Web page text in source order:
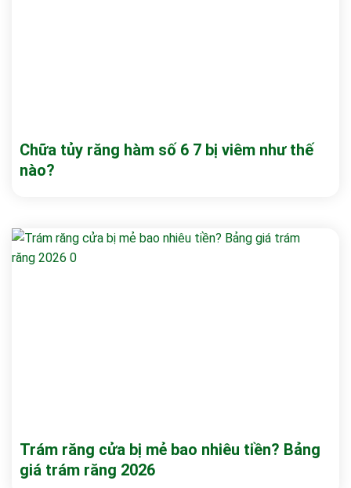
Chữa tủy răng hàm số 6 7 bị viêm như thế
nào?
Trám răng cửa bị mẻ bao nhiêu tiền? Bảng
giá trám răng 2026